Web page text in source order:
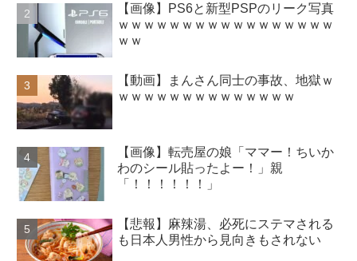
【画像】PS6と新型PSPのリーク写真
ｗｗｗｗｗｗｗｗｗｗｗｗｗｗｗｗｗ
ｗｗ
【動画】まんさん同士の事故、地獄ｗ
ｗｗｗｗｗｗｗｗｗｗｗｗｗｗ
【画像】転売屋の娘「ママー！ちいか
わのシール貼ったよー！」親
「！！！！！！」
【悲報】麻辣湯、必死にステマされる
も日本人男性から見向きもされない